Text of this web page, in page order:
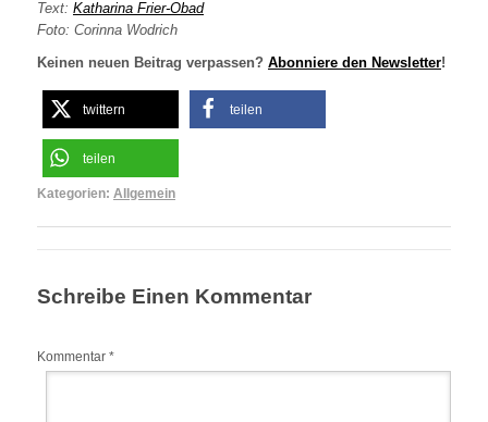
Text: Katharina Frier-Obad
Foto: Corinna Wodrich
Keinen neuen Beitrag verpassen? Abonniere den Newsletter!
twittern teilen
teilen
Kategorien: Allgemein
Schreibe Einen Kommentar
Kommentar *